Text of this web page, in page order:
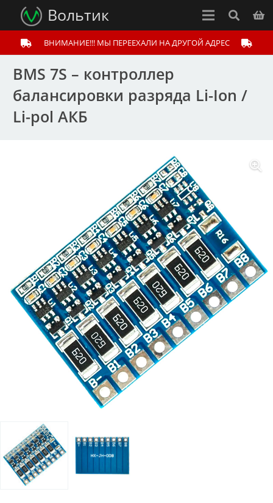
Вольтик
ВНИМАНИЕ!!! МЫ ПЕРЕЕХАЛИ НА ДРУГОЙ АДРЕС
BMS 7S – контроллер
балансировки разряда Li-Ion /
Li-pol АКБ